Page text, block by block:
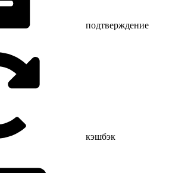
подтверждение
кэшбэк